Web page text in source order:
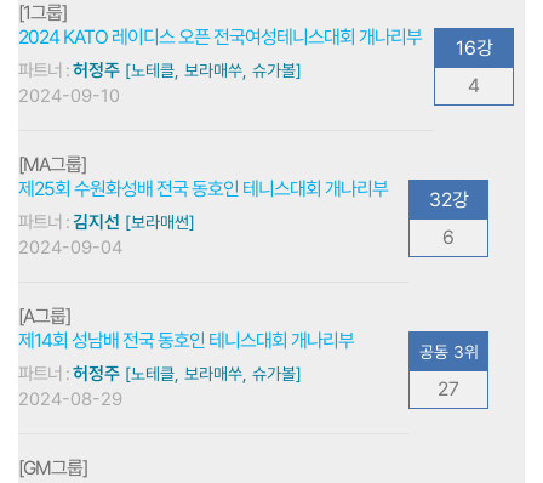
[1그룹]
2024 KATO 레이디스 오픈 전국여성테니스대회 개나리부
파트너 :허정주 [노테클, 보라매쑤, 슈가볼]
2024-09-10
16강
4
[MA그룹]
제25회 수원화성배 전국 동호인 테니스대회 개나리부
파트너 :김지선 [보라매썬]
2024-09-04
32강
6
[A그룹]
제14회 성남배 전국 동호인 테니스대회 개나리부
파트너 :허정주 [노테클, 보라매쑤, 슈가볼]
2024-08-29
공동 3위
27
[GM그룹]